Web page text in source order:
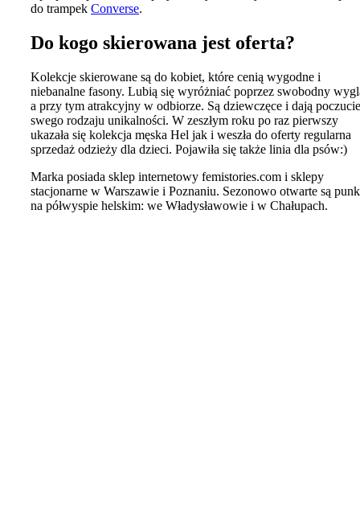
do trampek Converse.
Do kogo skierowana jest oferta?
Kolekcje skierowane są do kobiet, które cenią wygodne i
niebanalne fasony. Lubią się wyróżniać poprzez swobodny
a przy tym atrakcyjny w odbiorze. Są dziewczęce i dają poczucie
swego rodzaju unikalności. W zeszłym roku po raz pierwszy
ukazała się kolekcja męska Hel jak i weszła do oferty regularna
sprzedaż odzieży dla dzieci. Pojawiła się także linia dla psów:)
Marka posiada sklep internetowy femistories.com i sklepy
stacjonarne w Warszawie i Poznaniu. Sezonowo otwarte są
na półwyspie helskim: we Władysławowie i w Chałupach.